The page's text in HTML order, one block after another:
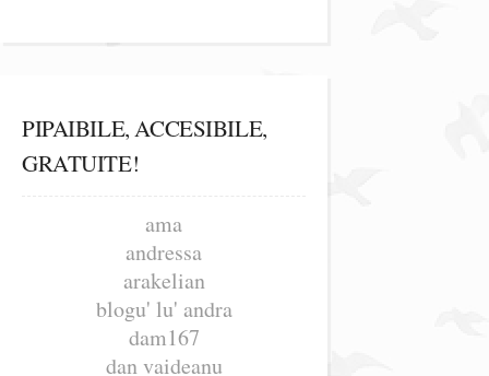
PIPAIBILE, ACCESIBILE,
GRATUITE!
ama
andressa
arakelian
blogu' lu' andra
dam167
dan vaideanu